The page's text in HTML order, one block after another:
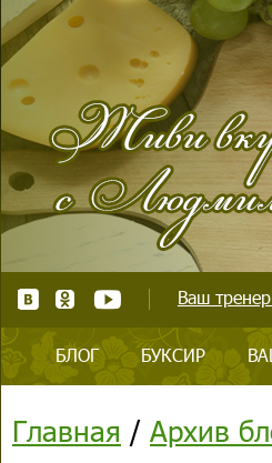
Ваш
БЛОГ БУКСИР
Главная / Архив